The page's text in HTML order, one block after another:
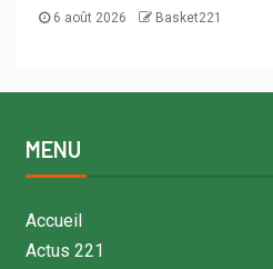
6 août 2026 Basket221
MENU
Accueil
Actus 221